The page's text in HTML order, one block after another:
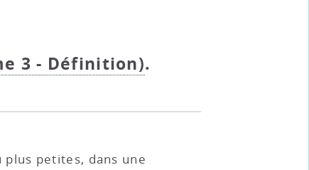
3 - Définition).
petites, dans une